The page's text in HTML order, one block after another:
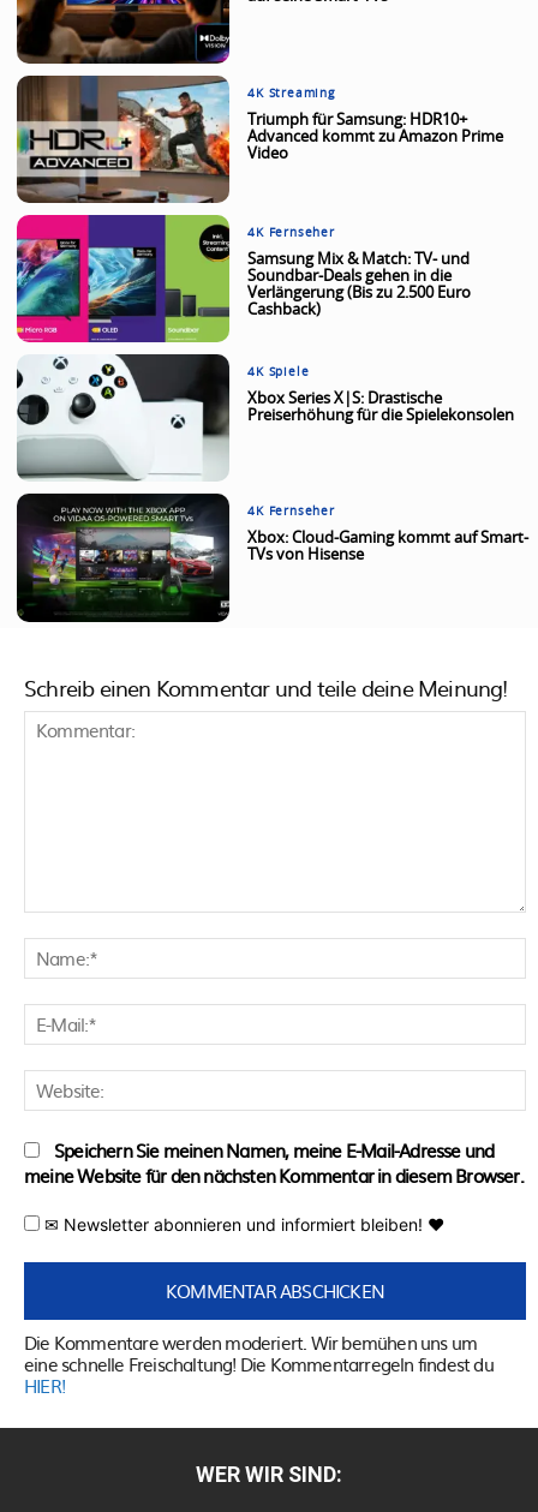
4K Streaming
Triumph für Samsung: HDR10+
Advanced kommt zu Amazon Prime
Video
4K Fernseher
Samsung Mix & Match: TV- und
Soundbar-Deals gehen in die
Verlängerung (Bis zu 2.500 Euro
Cashback)
4K Spiele
Xbox Series X|S: Drastische
Preiserhöhung für die Spielekonsolen
4K Fernseher
Xbox: Cloud-Gaming kommt auf Smart-
TVs von Hisense
Schreib einen Kommentar und teile deine Meinung!
Speichern Sie meinen Namen, meine E-Mail-Adresse und
meine Website für den nächsten Kommentar in diesem Browser.
✉ Newsletter abonnieren und informiert bleiben! ♥
Die Kommentare werden moderiert. Wir bemühen uns um
eine schnelle Freischaltung! Die Kommentarregeln findest du
HIER!
WER WIR SIND: